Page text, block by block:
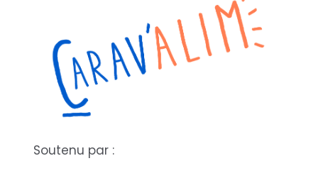
Soutenu par :